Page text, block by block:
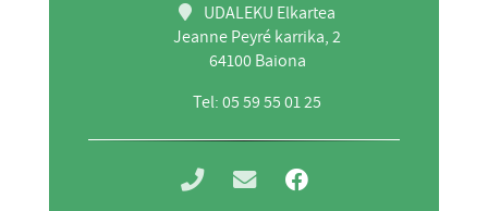
UDALEKU Elkartea
Jeanne Peyré karrika, 2
64100 Baiona
Tel: 05 59 55 01 25